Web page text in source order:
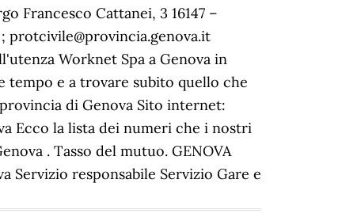
Francesco Cattanei, 3 16147 –
protcivile@provincia.genova.it
Worknet Spa a Genova in
tempo e a trovare subito quello che
di Genova Sito internet:
Ecco la lista dei numeri che i nostri
. Tasso del mutuo. GENOVA
Servizio responsabile Servizio Gare e